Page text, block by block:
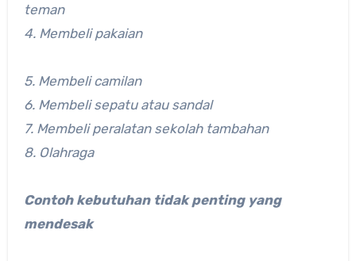
teman
4. Membeli pakaian
5. Membeli camilan
6. Membeli sepatu atau sandal
7. Membeli peralatan sekolah tambahan
8. Olahraga
Contoh kebutuhan tidak penting yang
mendesak